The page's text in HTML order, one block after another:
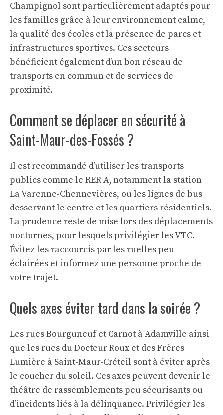
Champignol sont particulièrement adaptés pour
les familles grâce à leur environnement calme,
la qualité des écoles et la présence de parcs et
infrastructures sportives. Ces secteurs
bénéficient également d’un bon réseau de
transports en commun et de services de
proximité.
Comment se déplacer en sécurité à
Saint-Maur-des-Fossés ?
Il est recommandé d’utiliser les transports
publics comme le RER A, notamment la station
La Varenne-Chennevières, ou les lignes de bus
desservant le centre et les quartiers résidentiels.
La prudence reste de mise lors des déplacements
nocturnes, pour lesquels privilégier les VTC.
Évitez les raccourcis par les ruelles peu
éclairées et informez une personne proche de
votre trajet.
Quels axes éviter tard dans la soirée ?
Les rues Bourguneuf et Carnot à Adamville ainsi
que les rues du Docteur Roux et des Frères
Lumière à Saint-Maur-Créteil sont à éviter après
le coucher du soleil. Ces axes peuvent devenir le
théâtre de rassemblements peu sécurisants ou
d’incidents liés à la délinquance. Privilégier les